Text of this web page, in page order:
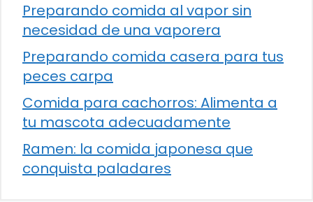
Preparando comida al vapor sin
necesidad de una vaporera
Preparando comida casera para tus
peces carpa
Comida para cachorros: Alimenta a
tu mascota adecuadamente
Ramen: la comida japonesa que
conquista paladares